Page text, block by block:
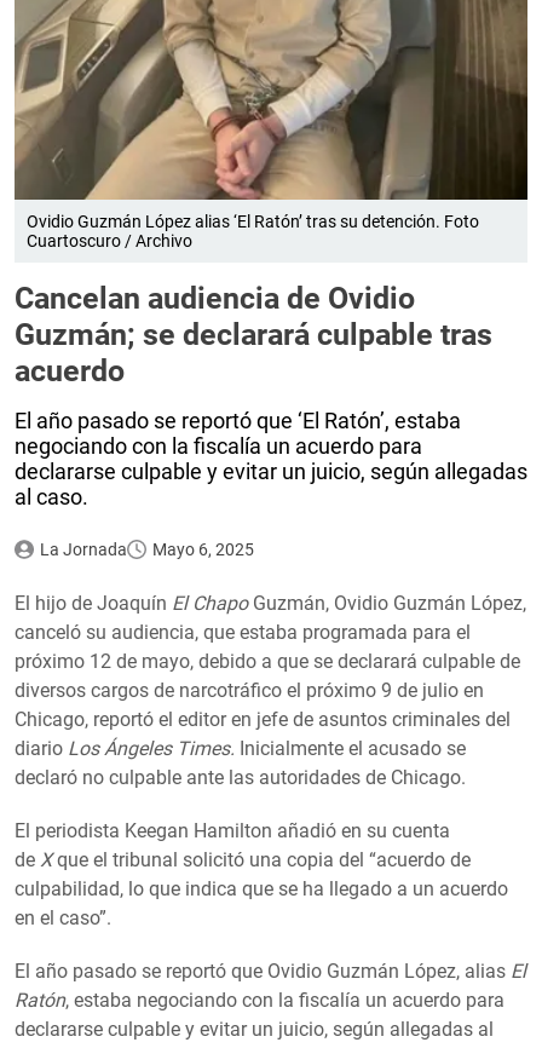
Ovidio Guzmán López alias ‘El Ratón’ tras su detención. Foto
Cuartoscuro / Archivo
Cancelan audiencia de Ovidio
Guzmán; se declarará culpable tras
acuerdo
El año pasado se reportó que ‘El Ratón’, estaba
negociando con la fiscalía un acuerdo para
declararse culpable y evitar un juicio, según allegadas
al caso.
La Jornada Mayo 6, 2025
El hijo de Joaquín El ChapoGuzmán, Ovidio Guzmán López,
canceló su audiencia, que estaba programada para el
próximo 12 de mayo, debido a que se declarará culpable de
diversos cargos de narcotráfico el próximo 9 de julio en
Chicago, reportó el editor en jefe de asuntos criminales del
diario Los Ángeles Times. Inicialmente el acusado se
declaró no culpable ante las autoridades de Chicago.
El periodista Keegan Hamilton añadió en su cuenta
de Xque el tribunal solicitó una copia del “acuerdo de
culpabilidad, lo que indica que se ha llegado a un acuerdo
en el caso”.
El año pasado se reportó que Ovidio Guzmán López, alias El
Ratón, estaba negociando con la fiscalía un acuerdo para
declararse culpable y evitar un juicio, según allegadas al